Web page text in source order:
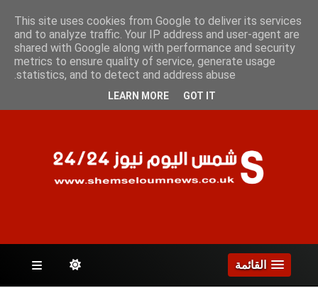
السبت 8 أغسطس 2026
الصفحات
القائمة
This site uses cookies from Google to deliver its services
and to analyze traffic. Your IP address and user-agent are
shared with Google along with performance and security
metrics to ensure quality of service, generate usage
statistics, and to detect and address abuse.
LEARN MORE GOT IT